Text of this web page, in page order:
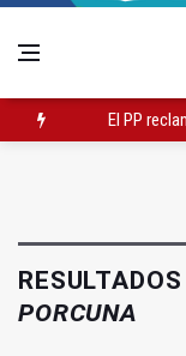
El PP
PORCUNA